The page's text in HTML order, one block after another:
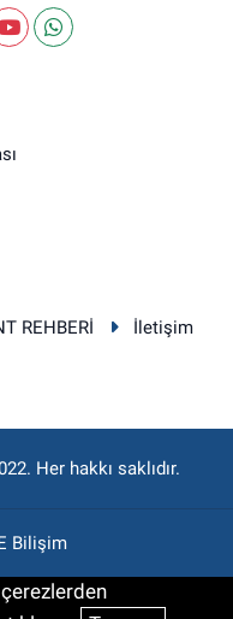
REHBERİ
İletişim
Her hakkı saklıdır.
Bilişim